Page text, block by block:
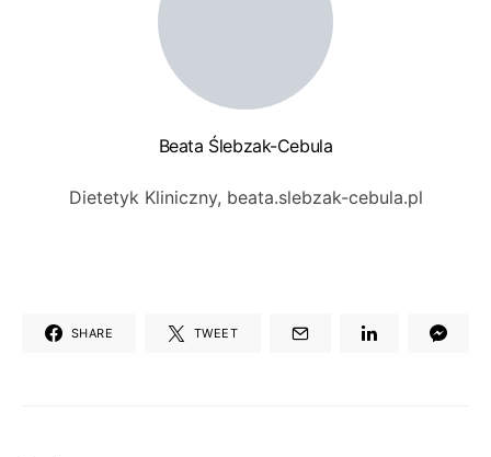
Beata Ślebzak-Cebula
Dietetyk Kliniczny, beata.slebzak-cebula.pl
SHARE TWEET